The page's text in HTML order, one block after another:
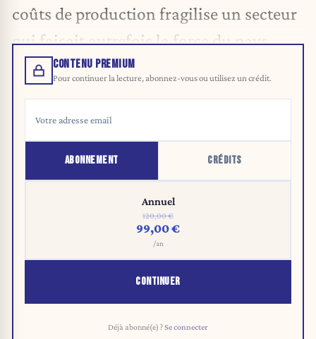
coûts de production fragilise un secteur
qui faisait autrefois la force du pays.
CONTENU PREMIUM
Pour continuer la lecture, abonnez-vous ou utilisez un crédit.
ABONNEMENT CRÉDITS
Annuel
120,00 €
99,00 €
/an
CONTINUER
Déjà abonné(e) ?Se connecter